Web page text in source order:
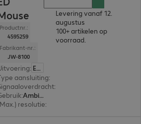
Productnr.:
4595259
Fabrikant-nr.:
JW-8100
: Europa
aansluiting:
:
:
Ambidextrous
resolutie:
Levering vanaf 12.
augustus
100+ artikelen op
voorraad.